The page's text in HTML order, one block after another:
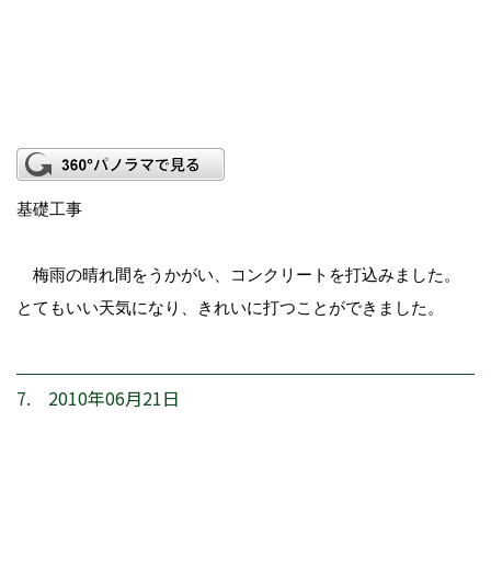
基礎工事
梅雨の晴れ間をうかがい、コンクリートを打込みました。
とてもいい天気になり、きれいに打つことができました。
7. 2010年06月21日